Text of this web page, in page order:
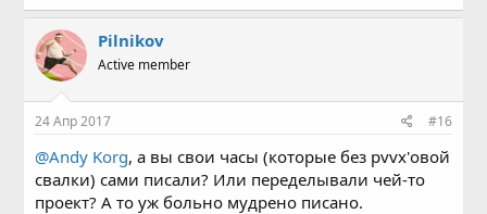
Pilnikov
Active member
24 Апр 2017 #16
@Andy Korg, а вы свои часы (которые без pvvx'овой
свалки) сами писали? Или переделывали чей-то
проект? А то уж больно мудрено писано.